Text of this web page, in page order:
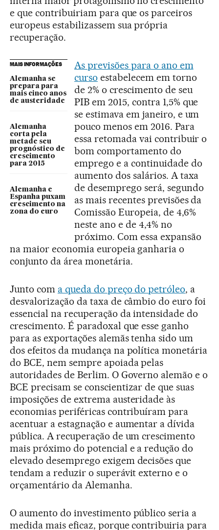
e que contribuiriam para que os parceiros
europeus estabilizassem sua própria
recuperação.
MAIS INFORMAÇÕES
Alemanha se
prepara para
mais cinco anos
de austeridade
Alemanha
corta pela
metade seu
prognóstico de
crescimento
para 2015
Alemanha e
Espanha puxam
crescimento na
zona do euro
As previsões para o ano em
curso estabelecem em torno
de 2% o crescimento de seu
PIB em 2015, contra 1,5% que
se estimava em janeiro, e um
pouco menos em 2016. Para
essa retomada vai contribuir o
bom comportamento do
emprego e a continuidade do
aumento dos salários. A taxa
de desemprego será, segundo
as mais recentes previsões da
Comissão Europeia, de 4,6%
neste ano e de 4,4% no
próximo. Com essa expansão
na maior economia europeia ganharia o
conjunto da área monetária.
Junto com a queda do preço do petróleo, a
desvalorização da taxa de câmbio do euro foi
essencial na recuperação da intensidade do
crescimento. É paradoxal que esse ganho
para as exportações alemãs tenha sido um
dos efeitos da mudança na política monetária
do BCE, nem sempre apoiada pelas
autoridades de Berlim. O Governo alemão e o
BCE precisam se conscientizar de que suas
imposições de extrema austeridade às
economias periféricas contribuíram para
acentuar a estagnação e aumentar a dívida
pública. A recuperação de um crescimento
mais próximo do potencial e a redução do
elevado desemprego exigem decisões que
tendam a reduzir o superávit externo e o
orçamentário da Alemanha.
O aumento do investimento público seria a
medida mais eficaz, porque contribuiria para